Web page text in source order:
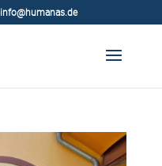
info@humanas.de